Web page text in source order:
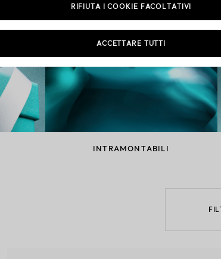
Eternity Rings
INTRAMONTABILI
RIFIUTA I COOKIE FACOLTATIVI
ACCETTARE TUTTI